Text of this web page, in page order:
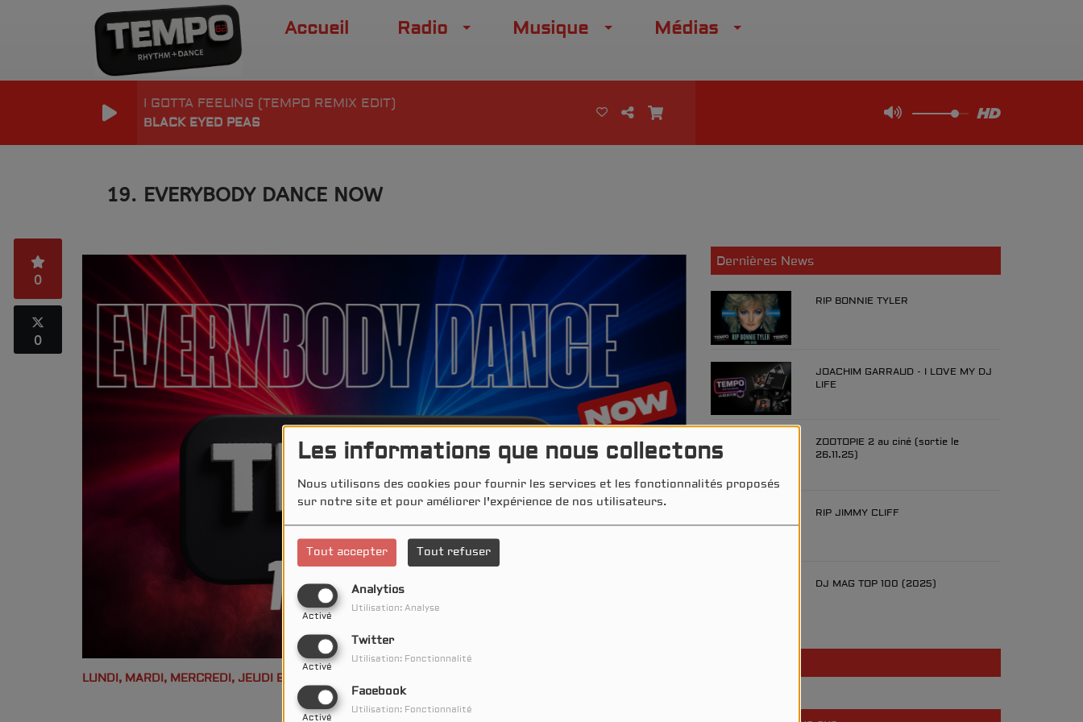
Les informations que nous collectons
Nous utilisons des cookies pour fournir les services et les fonctionnalités proposés
sur notre site et pour améliorer l'expérience de nos utilisateurs.
Tout accepter Tout refuser
Analytics
Activé
Utilisation: Analyse
Twitter
Activé
Utilisation: Fonctionnalité
Facebook
Activé
Utilisation: Fonctionnalité
Accueil Radio Musique Médias
I GOTTA FEELING (TEMPO REMIX EDIT)
BLACK EYED PEAS
19. EVERYBODY DANCE NOW
0
0
LUNDI, MARDI, MERCREDI, JEUDI ET DIMANCHE, DE 19:00 À 00:00
Dernières News
RIP BONNIE TYLER
JOACHIM GARRAUD - I LOVE MY DJ
LIFE
ZOOTOPIE 2 au ciné (sortie le
26.11.25)
RIP JIMMY CLIFF
DJ MAG TOP 100 (2025)